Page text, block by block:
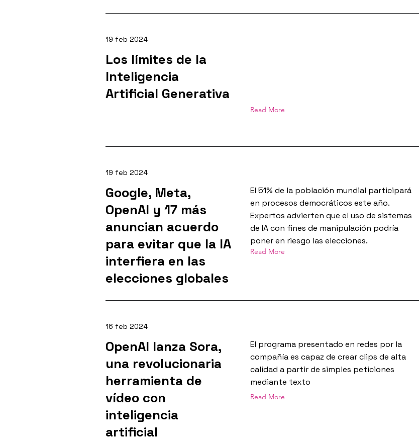
19 feb 2024
Los límites de la
Inteligencia
Artificial Generativa
Read More
19 feb 2024
Google, Meta,
OpenAI y 17 más
anuncian acuerdo
para evitar que la IA
interfiera en las
elecciones globales
El 51% de la población mundial participará
en procesos democráticos este año.
Expertos advierten que el uso de sistemas
de IA con fines de manipulación podría
poner en riesgo las elecciones.
Read More
16 feb 2024
OpenAI lanza Sora,
una revolucionaria
herramienta de
vídeo con
inteligencia
artificial
El programa presentado en redes por la
compañía es capaz de crear clips de alta
calidad a partir de simples peticiones
mediante texto
Read More